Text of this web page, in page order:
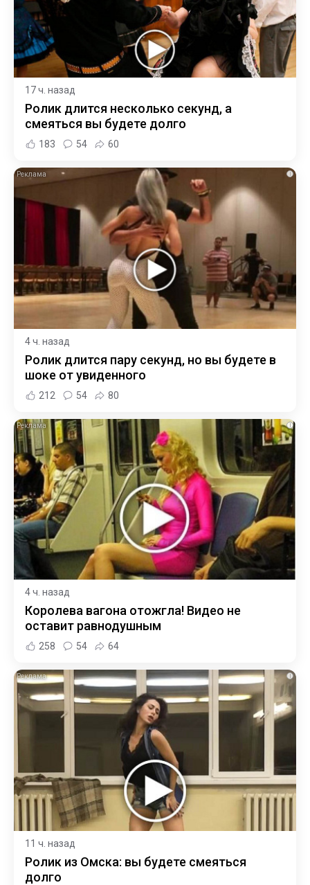
17 ч. назад
Ролик длится несколько секунд, а
смеяться вы будете долго
183 54 60
i
4 ч. назад
Ролик длится пару секунд, но вы будете в
шоке от увиденного
212 54 80
i
4 ч. назад
Королева вагона отожгла! Видео не
оставит равнодушным
258 54 64
i
11 ч. назад
Ролик из Омска: вы будете смеяться
долго